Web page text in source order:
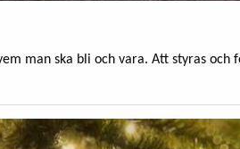
man ska bli och vara. Att styras och